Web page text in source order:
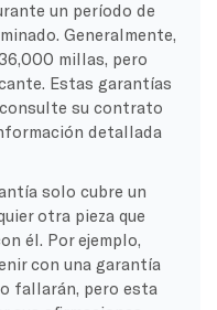
un período de
Generalmente,
millas, pero
Estas garantías
su contrato
detallada
solo cubre un
otra pieza que
él. Por ejemplo,
con una garantía
fallarán, pero esta